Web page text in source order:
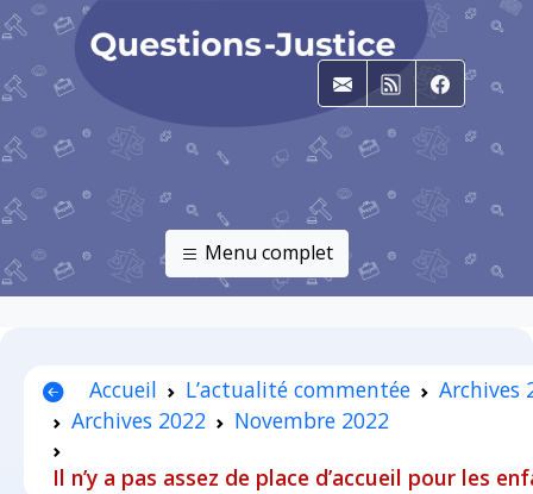
E-mailRSS
Menu complet
Accueil L’actualité commentée
Archives
Archives 2022
Novembre 2022
Il n’y a pas assez de place d’accueil pour les